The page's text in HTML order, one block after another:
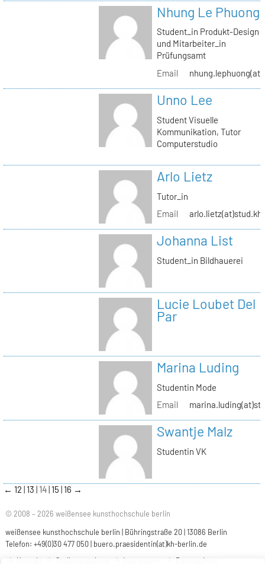
Nhung Le Phuong
Student_in Produkt-Design
und Mitarbeiter_in
Prüfungsamt
Email
Unno Lee
Student Visuelle
Kommunikation, Tutor
Computerstudio
Arlo Lietz
Tutor_in
Email
Johanna List
Student_in Bildhauerei
Lucie Loubet Del
Par
Marina Luding
Studentin Mode
Email
Swantje Malz
Studentin VK
← 12 13 14 15 16 →
© 2008 – 2026 weißensee kunsthochschule berlin
weißensee kunsthochschule berlin | Bühringstraße 20 | 13086 Berlin
Telefon: +49(0)30 477 050 | buero.praesidentin(at)kh-berlin.de
Kontakt
Stellenangebote Impressum Datenschutz